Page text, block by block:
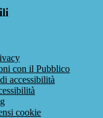
con il Pubblico
accessibilità
cookie